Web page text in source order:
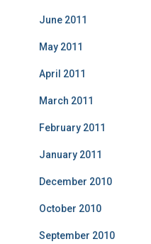
June 2011
May 2011
April 2011
March 2011
February 2011
January 2011
December 2010
October 2010
September 2010